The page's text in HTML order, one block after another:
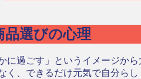
品選びの心理
に過ごす」というイメージか
く、できるだけ元気で自分ら